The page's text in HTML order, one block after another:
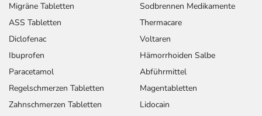
Migräne Tabletten
ASS Tabletten
Diclofenac
Ibuprofen
Paracetamol
Regelschmerzen Tabletten
Zahnschmerzen Tabletten
Sodbrennen Medikamente
Thermacare
Voltaren
Hämorrhoiden Salbe
Abführmittel
Magentabletten
Lidocain